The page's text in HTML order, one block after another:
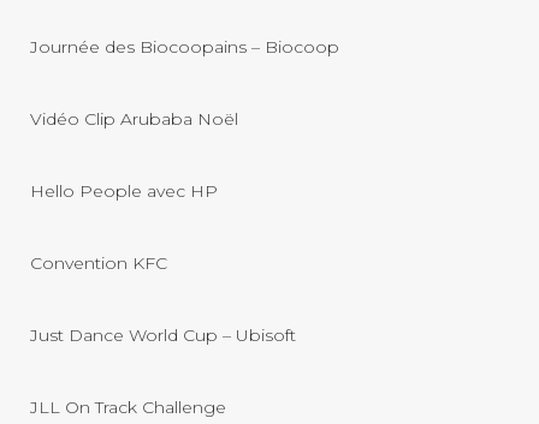
Journée des Biocoopains – Biocoop
Vidéo Clip Arubaba Noël
Hello People avec HP
Convention KFC
Just Dance World Cup – Ubisoft
JLL On Track Challenge